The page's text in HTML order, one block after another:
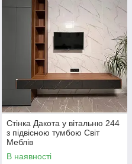
Стінка Дакота у вітальню 244
з підвісною тумбою Світ
Меблів
В наявності